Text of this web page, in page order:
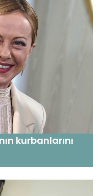
kurbanlarını